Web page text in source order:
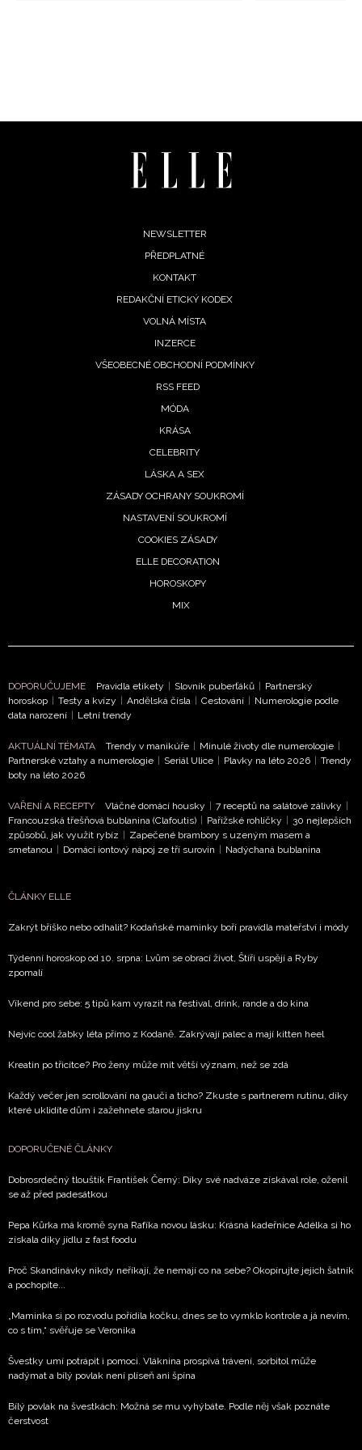
NEWSLETTER
PŘEDPLATNÉ
KONTAKT
REDAKČNÍ ETICKÝ KODEX
VOLNÁ MÍSTA
INZERCE
VŠEOBECNÉ OBCHODNÍ PODMÍNKY
RSS FEED
MÓDA
KRÁSA
CELEBRITY
LÁSKA A SEX
ZÁSADY OCHRANY SOUKROMÍ
NASTAVENÍ SOUKROMÍ
COOKIES ZÁSADY
ELLE DECORATION
HOROSKOPY
MIX
DOPORUČUJEME Pravidla etikety | Slovník puberťáků | Partnerský
horoskop | Testy a kvízy | Andělská čísla | Cestování | Numerologie podle
data narození | Letní trendy
AKTUÁLNÍ TÉMATA Trendy v manikúře | Minulé životy dle numerologie |
Partnerské vztahy a numerologie | Seriál Ulice | Plavky na léto 2026 | Trendy
boty na léto 2026
VAŘENÍ A RECEPTY Vláčné domácí housky | 7 receptů na salátové zálivky |
Francouzská třešňová bublanina (Clafoutis) | Pařížské rohlíčky | 30 nejlepších
způsobů, jak využít rybíz | Zapečené brambory s uzeným masem a
smetanou | Domácí iontový nápoj ze tří surovin | Nadýchaná bublanina
ČLÁNKY ELLE
Zakrýt bříško nebo odhalit? Kodaňské maminky boří pravidla mateřství i módy
Týdenní horoskop od 10. srpna: Lvům se obrací život, Štíři uspějí a Ryby
zpomalí
Víkend pro sebe: 5 tipů kam vyrazit na festival, drink, rande a do kina
Nejvíc cool žabky léta přímo z Kodaně. Zakrývají palec a mají kitten heel
Kreatin po třicítce? Pro ženy může mít větší význam, než se zdá
Každý večer jen scrollování na gauči a ticho? Zkuste s partnerem rutinu, díky
které uklidíte dům i zažehnete starou jiskru
DOPORUČENÉ ČLÁNKY
Dobrosrdečný tlouštík František Černý: Díky své nadváze získával role, oženil
se až před padesátkou
Pepa Kůrka má kromě syna Rafíka novou lásku: Krásná kadeřnice Adélka si ho
získala díky jídlu z fast foodu
Proč Skandinávky nikdy neříkají, že nemají co na sebe? Okopírujte jejich šatník
a pochopíte...
„Maminka si po rozvodu pořídila kočku, dnes se to vymklo kontrole a já nevím,
co s tím,“ svěřuje se Veronika
Švestky umí potrápit i pomoci. Vláknina prospívá trávení, sorbitol může
nadýmat a bílý povlak není plíseň ani špína
Bílý povlak na švestkách: Možná se mu vyhýbáte. Podle něj však poznáte
čerstvost